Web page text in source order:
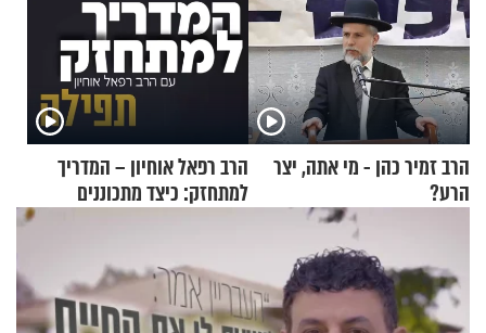
הרב זמיר כהן - מי אתה, יצר
הרע?
הרב רפאל אוחיון – המדריך
למתחזק: כיצד מתכוננים